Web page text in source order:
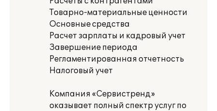
Товарно-материальные ценности
Основные средства
Расчет зарплаты и кадровый учет
Завершение периода
Регламентированная отчетность
Налоговый учет
Компания «Сервистренд»
оказывает полный спектр услуг по